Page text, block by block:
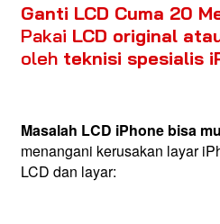
Ganti LCD Cuma 20
Pakai LCD original
oleh teknisi spesialis
Masalah LCD iPhone bisa
menangani kerusakan layar
LCD dan layar: